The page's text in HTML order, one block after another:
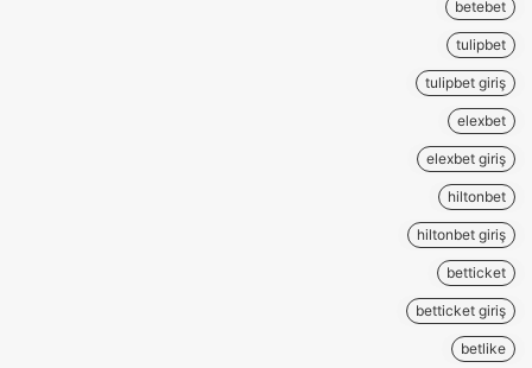
betebet
tulipbet
tulipbet giriş
elexbet
elexbet giriş
hiltonbet
hiltonbet giriş
betticket
betticket giriş
betlike